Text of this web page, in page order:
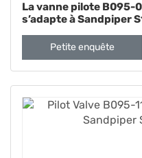
La vanne pilote
s’adapte à Sandpiper
Petite enquête